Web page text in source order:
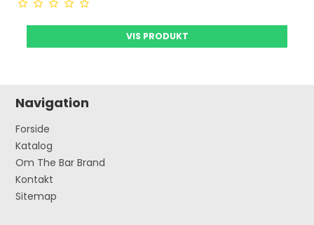
VIS PRODUKT
Navigation
Forside
Katalog
Om The Bar Brand
Kontakt
Sitemap